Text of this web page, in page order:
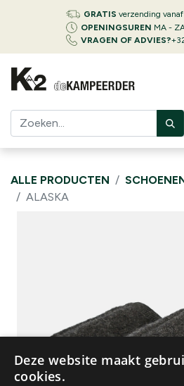
GRATIS verzending
OPENINGSUREN MA -
VRAGEN OF ADVIES?
ALLE PRODUCTEN
ALASKA
Deze website maakt
cookies.